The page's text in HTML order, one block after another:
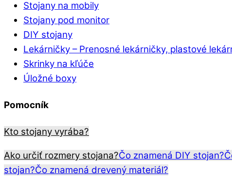
Stojany na mobily
Stojany pod monitor
DIY stojany
Lekárničky – Prenosné lekárničky, plastové
Skrinky na kľúče
Úložné boxy
Pomocník
Kto stojany vyrába?
Ako určiť rozmery stojana?Čo znamená DIY stojan?
stojan?Čo znamená drevený materiál?